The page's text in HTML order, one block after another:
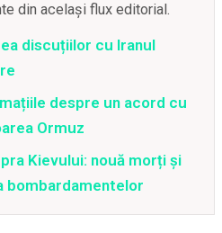
din același flux editorial.
discuțiilor cu Iranul
despre un acord cu
Ormuz
Kievului: nouă morți și
bombardamentelor